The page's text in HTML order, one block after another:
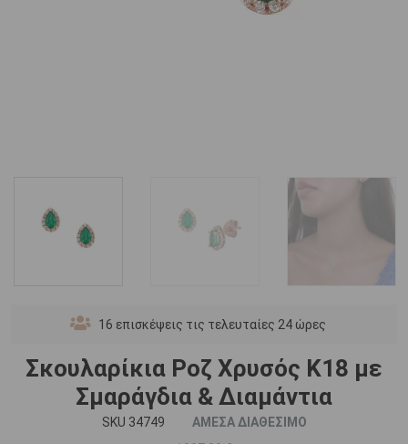
16 επισκέψεις τις τελευταίες 24 ώρες
Σκουλαρίκια Ροζ Χρυσός Κ18 με
Σμαράγδια & Διαμάντια
SKU 34749
ΑΜΕΣΑ ΔΙΑΘΕΣΙΜΟ